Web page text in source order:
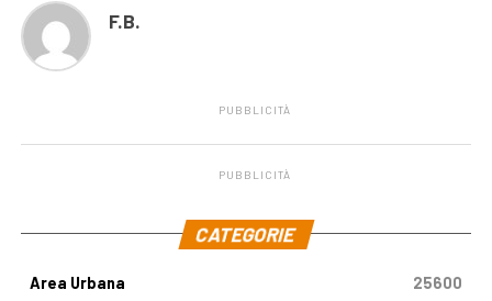
F.B.
PUBBLICITÀ
PUBBLICITÀ
CATEGORIE
Area Urbana
25600